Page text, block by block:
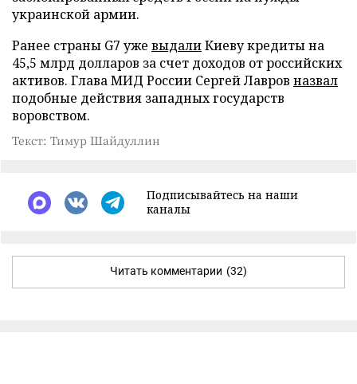
украинской армии.
Ранее страны G7 уже выдалиКиеву кредиты на
45,5 млрд долларов за счет доходов от российских
активов. Глава МИД России Сергей Лавров назвал
подобные действия западных государств
воровством.
Текст: Тимур Шайдуллин
Подписывайтесь на наши
каналы
Читать комментарии (32)